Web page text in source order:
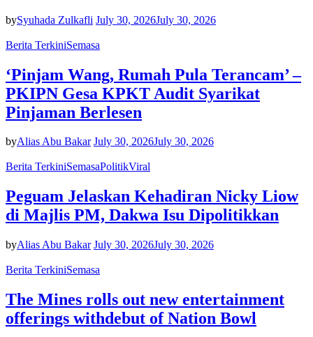
bySyuhada Zulkafli July 30, 2026July 30, 2026
Berita TerkiniSemasa
‘Pinjam Wang, Rumah Pula Terancam’ –
PKIPN Gesa KPKT Audit Syarikat
Pinjaman Berlesen
byAlias Abu Bakar July 30, 2026July 30, 2026
Berita TerkiniSemasaPolitikViral
Peguam Jelaskan Kehadiran Nicky Liow
di Majlis PM, Dakwa Isu Dipolitikkan
byAlias Abu Bakar July 30, 2026July 30, 2026
Berita TerkiniSemasa
The Mines rolls out new entertainment
offerings withdebut of Nation Bowl